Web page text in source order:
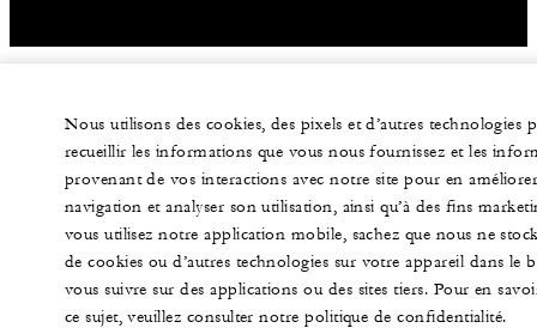
Nous utilisons des cookies, des pixels et d’autres technologies
recueillir les informations que vous nous fournissez et les
provenant de vos interactions avec notre site pour en
navigation et analyser son utilisation, ainsi qu’à des fins
vous utilisez notre application mobile, sachez que nous ne
de cookies ou d’autres technologies sur votre appareil dans le
vous suivre sur des applications ou des sites tiers. Pour en
ce sujet, veuillez consulter notre politique de confidentialité.